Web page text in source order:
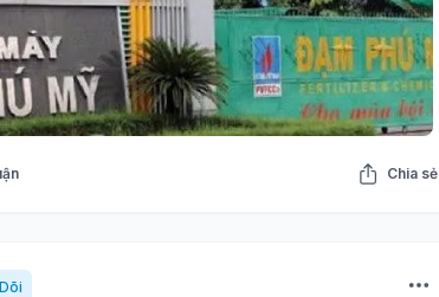
Chia sẻ